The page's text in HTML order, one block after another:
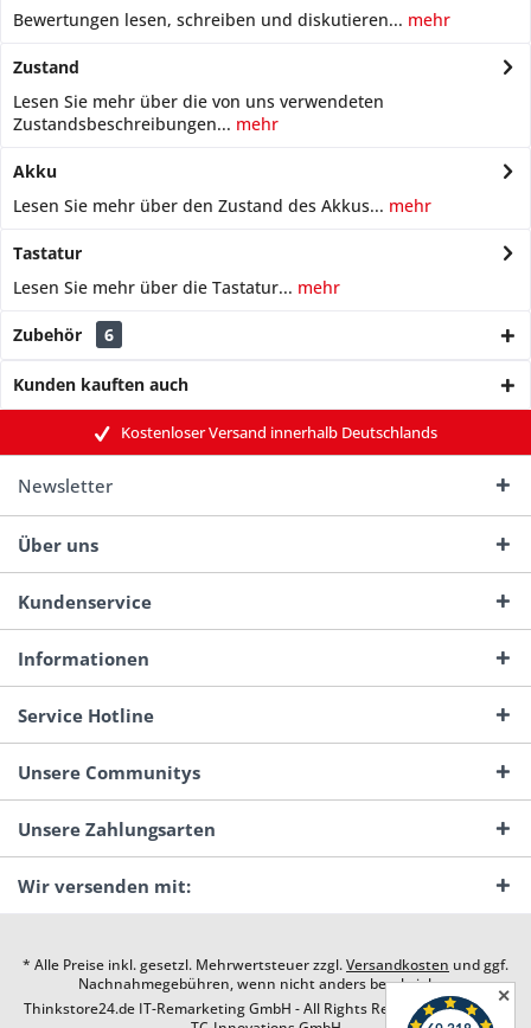
Bewertungen lesen, schreiben und diskutieren... mehr
Zustand
Lesen Sie mehr über die von uns verwendeten
Zustandsbeschreibungen... mehr
Akku
Lesen Sie mehr über den Zustand des Akkus... mehr
Tastatur
Lesen Sie mehr über die Tastatur... mehr
Zubehör 6
Kunden kauften auch
Kostenloser Versand innerhalb Deutschlands
Newsletter
Über uns
Kundenservice
Informationen
Service Hotline
Unsere Communitys
Unsere Zahlungsarten
Wir versenden mit:
* Alle Preise inkl. gesetzl. Mehrwertsteuer zzgl.Versandkosten und ggf.
Nachnahmegebühren, wenn nicht anders beschrieben
Thinkstore24.de IT-Remarketing GmbH - All Rights Reserved. Design by
✕